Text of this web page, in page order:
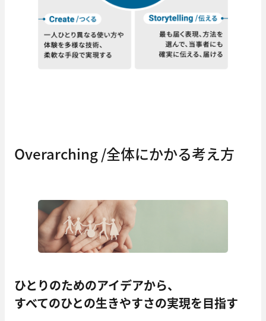
Overarching /全体にかかる考え方
ひとりのためのアイデアから、
すべてのひとの生きやすさの実現を目指す